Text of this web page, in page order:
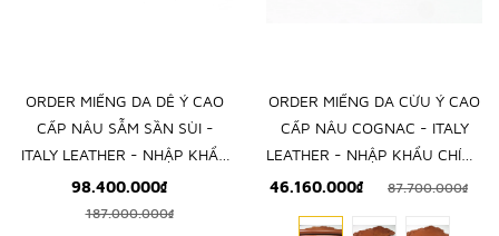
ORDER MIẾNG DA DÊ Ý CAO
CẤP NÂU SẪM SẦN SÙI -
ITALY LEATHER - NHẬP KHẨU
CHÍNH HÃNG TỪ Ý
98.400.000₫
187.000.000₫
ORDER MIẾNG DA CỪU Ý CAO
CẤP NÂU COGNAC - ITALY
LEATHER - NHẬP KHẨU CHÍNH
HÃNG TỪ Ý
46.160.000₫ 87.700.000₫